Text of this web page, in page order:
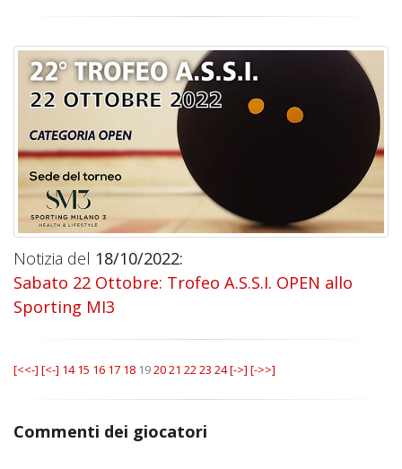
Notizia del 18/10/2022:
Sabato 22 Ottobre: Trofeo A.S.S.I. OPEN allo
Sporting MI3
[<<-] [<-] 14 15 16 17 18 192021 2223 24[->] [->>]
Commenti dei giocatori